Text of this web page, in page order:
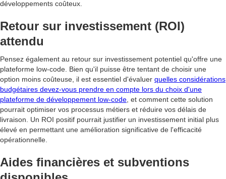
développements coûteux.
Retour sur investissement (ROI)
attendu
Pensez également au retour sur investissement potentiel qu'offre une
plateforme low-code. Bien qu'il puisse être tentant de choisir une
option moins coûteuse, il est essentiel d'évaluer quelles considérations
budgétaires devez-vous prendre en compte lors du choix d'une
plateforme de développement low-code, et comment cette solution
pourrait optimiser vos processus métiers et réduire vos délais de
livraison. Un ROI positif pourrait justifier un investissement initial plus
élevé en permettant une amélioration significative de l'efficacité
opérationnelle.
Aides financières et subventions